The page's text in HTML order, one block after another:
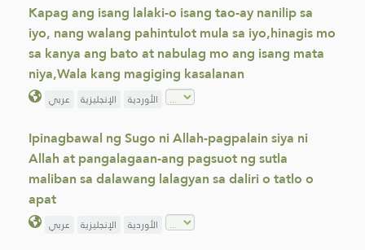
Kapag ang isang lalaki-o isang tao-ay nanilip sa
iyo, nang walang pahintulot mula sa iyo,hinagis mo
sa kanya ang bato at nabulag mo ang isang mata
niya,Wala kang magiging kasalanan
عربي الإنجليزية الأوردية
Ipinagbawal ng Sugo ni Allah-pagpalain siya ni
Allah at pangalagaan-ang pagsuot ng sutla
maliban sa dalawang lalagyan sa daliri o tatlo o
apat
عربي الإنجليزية الأوردية